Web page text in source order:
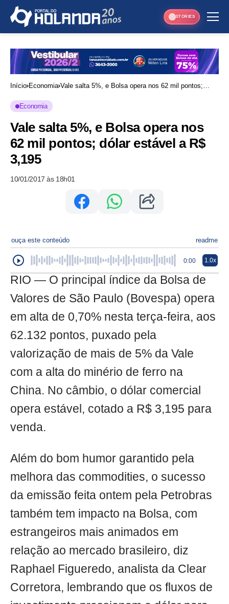
STORIES
Início Economia Vale salta 5%, e Bolsa opera nos 62 mil pontos;
Economia
Vale salta 5%, e Bolsa opera nos
62 mil pontos; dólar estável a R$
3,195
10/01/2017 às 18h01
ouça este conteúdo readme
0:00 1.0x
RIO — O principal índice da Bolsa de
Valores de São Paulo (Bovespa) opera
em alta de 0,70% nesta terça-feira, aos
62.132 pontos, puxado pela
valorização de mais de 5% da Vale
com a alta do minério de ferro na
China. No câmbio, o dólar comercial
opera estável, cotado a R$ 3,195 para
venda.
Além do bom humor garantido pela
melhora das commodities, o sucesso
da emissão feita ontem pela Petrobras
também tem impacto na Bolsa, com
estrangeiros mais animados em
relação ao mercado brasileiro, diz
Raphael Figueredo, analista da Clear
Corretora, lembrando que os fluxos de